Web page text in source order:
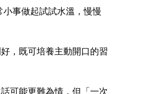
事做起試試水溫，慢慢
，既可培養主動開口的習
可能更難為情，但「一次